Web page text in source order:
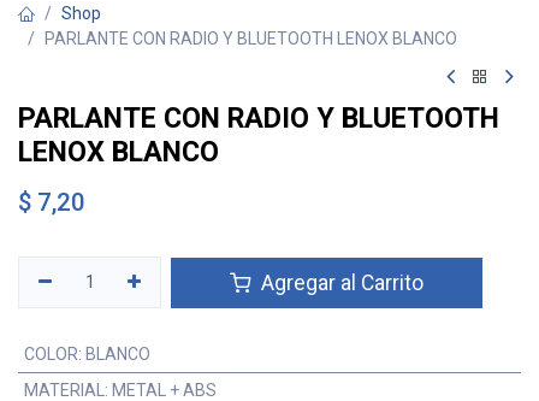
Shop
PARLANTE CON RADIO Y BLUETOOTH LENOX BLANCO
PARLANTE CON RADIO Y BLUETOOTH
LENOX BLANCO
$ 7,20
Agregar al Carrito
COLOR: BLANCO
MATERIAL : METAL + ABS